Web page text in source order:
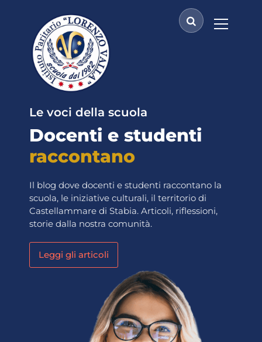
Le voci della scuola
Docenti e studenti
raccontano
Il blog dove docenti e studenti raccontano la
scuola, le iniziative culturali, il territorio di
Castellammare di Stabia. Articoli, riflessioni,
storie dalla nostra comunità.
Leggi gli articoli